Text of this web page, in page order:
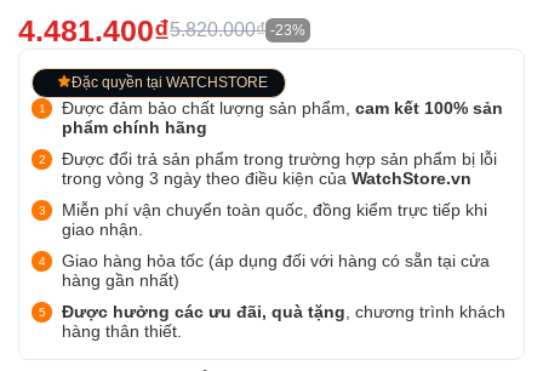
4.481.400₫5.820.000₫ -23%
Đặc quyền tại WATCHSTORE
Được đảm bảo chất lượng sản phẩm, cam kết 100% sản
phẩm chính hãng
Được đổi trả sản phẩm trong trường hợp sản phẩm bị lỗi
trong vòng 3 ngày theo điều kiện của WatchStore.vn
Miễn phí vận chuyển toàn quốc, đồng kiểm trực tiếp khi
giao nhận.
Giao hàng hỏa tốc (áp dụng đối với hàng có sẵn tại cửa
hàng gần nhất)
Được hưởng các ưu đãi, quà tặng , chương trình khách
hàng thân thiết.